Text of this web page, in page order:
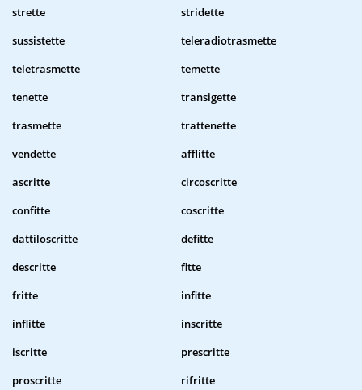
strette
stridette
sussistette
teleradiotrasmette
teletrasmette
temette
tenette
transigette
trasmette
trattenette
vendette
afflitte
ascritte
circoscritte
confitte
coscritte
dattiloscritte
defitte
descritte
fitte
fritte
infitte
inflitte
inscritte
iscritte
prescritte
proscritte
rifritte